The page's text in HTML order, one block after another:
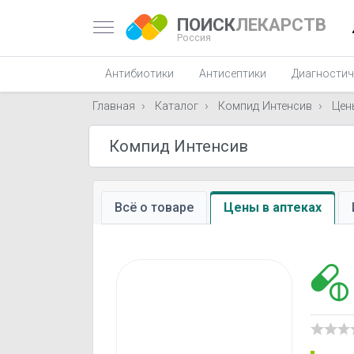
ПОИСКЛЕКАРСТВ
Россия
Антибиотики Антисептики
Главная Каталог Компид Интенсив
Всё о товаре Цены в аптеках